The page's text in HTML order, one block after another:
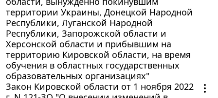
территории Украины, Донецкой Народной
Республики, Луганской Народной
Республики, Запорожской области и
Херсонской области и прибывшим на
территорию Кировской области, на время
обучения в областных государственных
образовательных организациях"
Закон Кировской области от 1 ноября 2022